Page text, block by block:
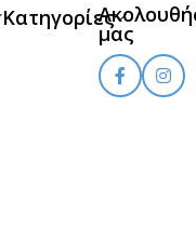
Κατηγορίες
μας